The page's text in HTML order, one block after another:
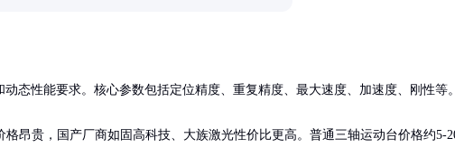
态性能要求。核心参数包括定位精度、重复精度、最大速度、加速度、刚性等
格昂贵，国产厂商如固高科技、大族激光性价比更高。普通三轴运动台价格约5-